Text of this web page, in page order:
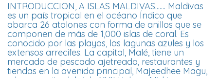
INTRODUCCION, A ISLAS MALDIVAS....... Maldivas
es un país tropical en el océano Índico que
abarca 26 atolones con forma de anillos que se
componen de más de 1,000 islas de coral. Es
conocido por las playas, las lagunas azules y los
extensos arrecifes. La capital, Malé, tiene un
mercado de pescado ajetreado, restaurantes y
tiendas en la avenida principal, Majeedhee Magu,